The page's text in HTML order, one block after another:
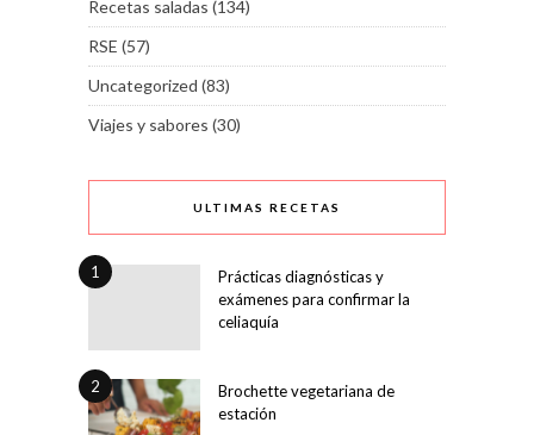
Recetas saladas (134)
RSE (57)
Uncategorized (83)
Viajes y sabores (30)
ULTIMAS RECETAS
1
Prácticas diagnósticas y
exámenes para confirmar la
celiaquía
2
Brochette vegetariana de
estación